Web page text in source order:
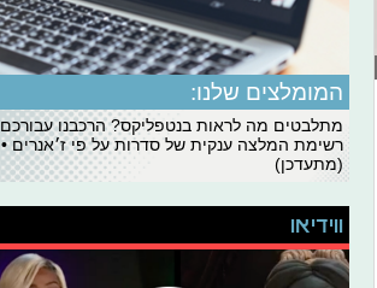
המומלצים שלנו:
מתלבטים מה לראות בנטפליקס? הרכבנו עבורכם
רשימת המלצה ענקית של סדרות על פי ז׳אנרים •
(מתעדכן)
ווידיאו